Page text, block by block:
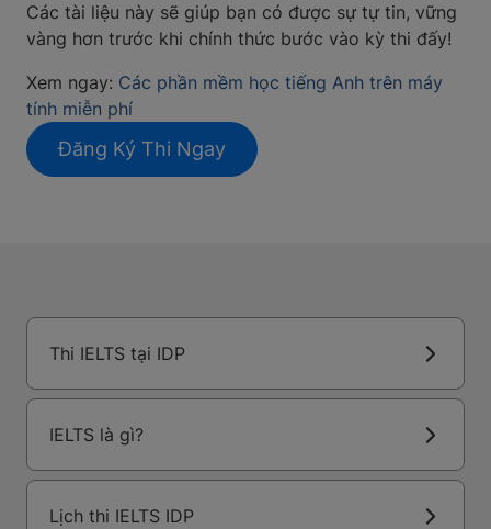
Các tài liệu này sẽ giúp bạn có được sự tự tin, vững
vàng hơn trước khi chính thức bước vào kỳ thi đấy!
Xem ngay: Các phần mềm học tiếng Anh trên máy
tính miễn phí
Đăng Ký Thi Ngay
Thi IELTS tại IDP
IELTS là gì?
Lịch thi IELTS IDP